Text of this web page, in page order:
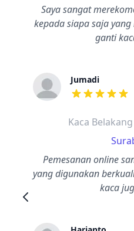
Saya sangat
kepada siapa saja
ganti
Jumadi
dari ulasan
Kaca
Pemesanan online
yang digunakan
kaca